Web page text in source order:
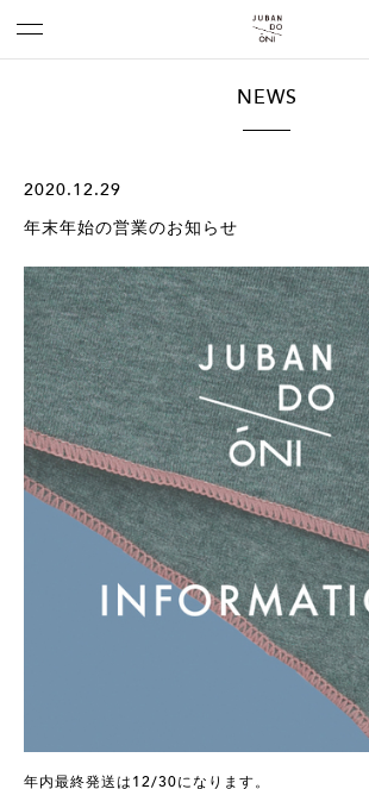
NEWS
2020.12.29
年末年始の営業のお知らせ
年内最終発送は12/30になります。